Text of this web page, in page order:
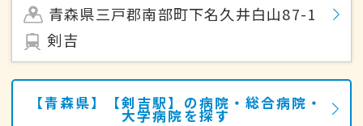
青森県三戸郡南部町下名久井白山87-1
剣吉
【青森県】【剣吉駅】の病院・総合病院・
大学病院を探す